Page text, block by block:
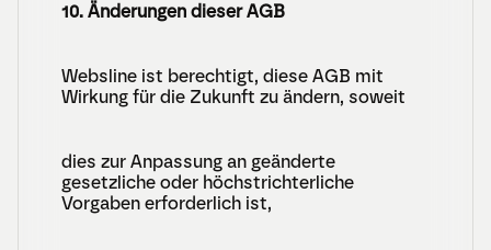
10. Änderungen dieser AGB
Websline ist berechtigt, diese AGB mit
Wirkung für die Zukunft zu ändern, soweit
dies zur Anpassung an geänderte
gesetzliche oder höchstrichterliche
Vorgaben erforderlich ist,